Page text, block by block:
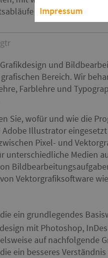
innerhalb von
und
Bereich. Wir
Farblehre und
Sie, wofür und wie die
Adobe Illustrator
Pixel- und
unterschiedliche Medien
Vektorgrafiksoftware
ein grundlegendes
mit Photoshop,
auf nachfolgende
ein besseres
Impressum